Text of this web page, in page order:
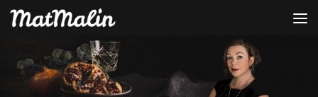
Hoppa till innehåll